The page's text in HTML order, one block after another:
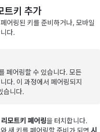
트키 추가
어링된 키를 준비하거나, 모바일
다.
페어링할 수 있습니다. 모든
다. 이 과정에서 페어링되지
습니다.
리모트키 페어링을 터치합니다.